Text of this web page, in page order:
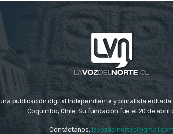
publicación digital independiente y pluralista editada
Coquimbo, Chile. Su fundación fue el 20 de abril
Contáctanos: lavozdelnortecl@gmail.com